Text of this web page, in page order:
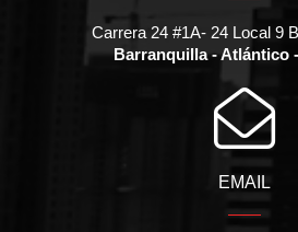
Carrera 24 #1A- 24 Local 9
Barranquilla - Atlántico
EMAIL